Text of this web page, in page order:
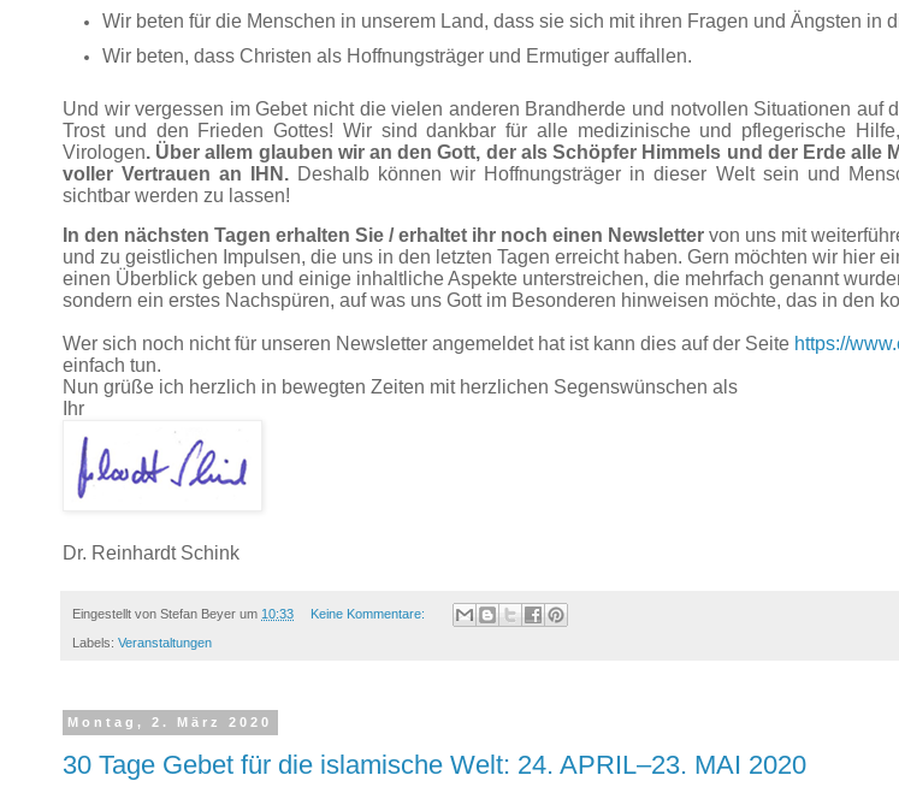
Wir beten für die Menschen in unserem Land, dass sie sich mit ihren Fragen und Ängsten in
Wir beten, dass Christen als Hoffnungsträger und Ermutiger auffallen.
Und wir vergessen im Gebet nicht die vielen anderen Brandherde und notvollen Situationen auf
Trost und den Frieden Gottes! Wir sind dankbar für alle medizinische und pflegerische
Virologen. Über allem glauben wir an den Gott, der als Schöpfer Himmels und der Erde alle
voller Vertrauen an IHN. Deshalb können wir Hoffnungsträger in dieser Welt sein und
sichtbar werden zu lassen!
In den nächsten Tagen erhalten Sie / erhaltet ihr noch einen Newsletter von uns mit
und zu geistlichen Impulsen, die uns in den letzten Tagen erreicht haben. Gern möchten wir hier
einen Überblick geben und einige inhaltliche Aspekte unterstreichen, die mehrfach genannt
sondern ein erstes Nachspüren, auf was uns Gott im Besonderen hinweisen möchte, das in den
Wer sich noch nicht für unseren Newsletter angemeldet hat ist kann dies auf der Seite https://
einfach tun.
Nun grüße ich herzlich in bewegten Zeiten mit herzlichen Segenswünschen als
Ihr
Dr. Reinhardt Schink
Eingestellt von Stefan Beyer um 10:33 Keine Kommentare:
Labels: Veranstaltungen
Montag, 2. März 2020
30 Tage Gebet für die islamische Welt: 24. APRIL–23. MAI 2020